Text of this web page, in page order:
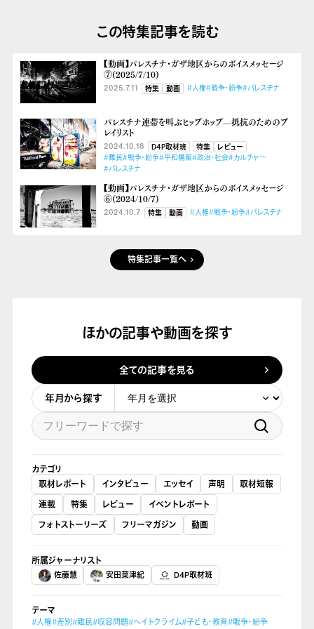
この特集記事を読む
【動画】パレスチナ・ガザ地区からのボイスメッセージ
⑦(2025/7/10)
2025.7.11 特集 動画 #人権#戦争・紛争#パレスチナ
パレスチナ連帯を叫ぶヒップホップ––抵抗のためのプ
レイリスト
2024.10.18 D4P取材班 特集
レビュー
#難民#戦争・紛争#平和構築#政治・社会#カルチャー
#パレスチナ
【動画】パレスチナ・ガザ地区からのボイスメッセージ
⑥(2024/10/7)
2024.10.7 特集 動画 #人権#戦争・紛争#パレスチナ
特集記事一覧へ
ほかの記事や動画を探す
全ての記事を見る
年月から探す
カテゴリ
取材レポート
インタビュー エッセイ 声明
取材短報
連載
特集 レビュー
イベントレポート
フォトストーリーズ
フリーマガジン 動画
所属ジャーナリスト
佐藤慧 安田菜津紀 D4P取材班
テーマ
#人権#差別#難民#収容問題#ヘイトクライム#子ども・教育#戦争・紛争